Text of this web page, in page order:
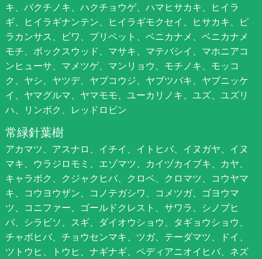
キ、バクチノキ、ハクチョウゲ、ハマヒサカキ、ヒイラ
ギ、ヒイラギナンテン、ヒイラギモクセイ、ヒサカキ、ピ
ラカンサス、ビワ、プリペット、ベニカナメ、ベニカナメ
モチ、ボックスウッド、マサキ、マテバシイ、マホニアコ
ンヒューサ、マメツゲ、マンリョウ、モチノキ、モッコ
ク、ヤシ、ヤツデ、ヤブコウジ、ヤブツバキ、ヤブニッケ
イ、ヤマグルマ、ヤマモモ、ユーカリノキ、ユズ、ユズリ
ハ、リンボク、レッドロビン
常緑針葉樹
アカマツ、アスナロ、イチイ、イトヒバ、イヌガヤ、イヌ
マキ、ウラジロモミ、エゾマツ、カイヅカイブキ、カヤ、
キャラボク、クジャクヒバ、クロベ、クロマツ、コウヤマ
キ、コウヨウザン、コノテガシワ、コメツガ、ゴヨウマ
ツ、コニファー、ゴールドクレスト、サワラ、シノブヒ
バ、シラビソ、スギ、ダイオウショウ、タギョウショウ、
チャボヒバ、チョウセンマキ、ツガ、テーダマツ、ドイ、
ツトウヒ、トウヒ、ナギナギ、ペディアニオイヒバ、ネズ